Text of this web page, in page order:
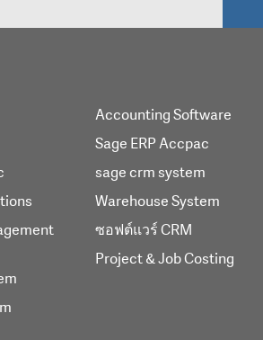
Accounting Software
Sage ERP Accpac
sage crm system
Warehouse System
ซอฟต์แวร์ CRM
Project & Job Costing